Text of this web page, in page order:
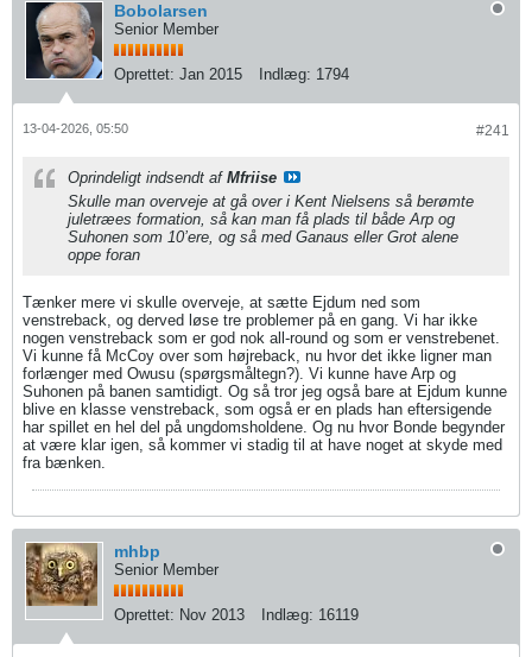
Bobolarsen
Senior Member
Oprettet: Jan 2015 Indlæg: 1794
#241
13-04-2026, 05:50
Oprindeligt indsendt af Mfriise
Skulle man overveje at gå over i Kent Nielsens så berømte
juletræes formation, så kan man få plads til både Arp og
Suhonen som 10’ere, og så med Ganaus eller Grot alene
oppe foran
Tænker mere vi skulle overveje, at sætte Ejdum ned som
venstreback, og derved løse tre problemer på en gang. Vi har ikke
nogen venstreback som er god nok all-round og som er venstrebenet.
Vi kunne få McCoy over som højreback, nu hvor det ikke ligner man
forlænger med Owusu (spørgsmåltegn?). Vi kunne have Arp og
Suhonen på banen samtidigt. Og så tror jeg også bare at Ejdum kunne
blive en klasse venstreback, som også er en plads han eftersigende
har spillet en hel del på ungdomsholdene. Og nu hvor Bonde begynder
at være klar igen, så kommer vi stadig til at have noget at skyde med
fra bænken.
mhbp
Senior Member
Oprettet: Nov 2013 Indlæg: 16119